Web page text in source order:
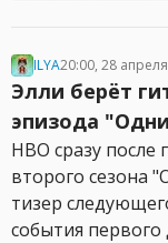
ILYA20:00, 28
Элли берёт
эпизода
HBO сразу
второго сезона
тизер
события